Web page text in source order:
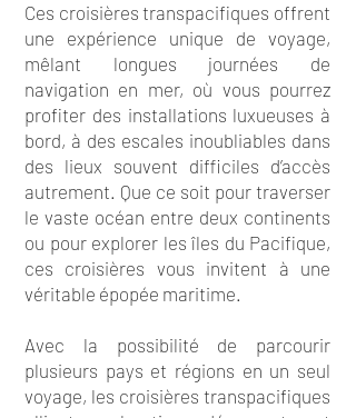
Ces croisières transpacifiques offrent
une expérience unique de voyage,
mêlant longues journées de
navigation en mer, où vous pourrez
profiter des installations luxueuses à
bord, à des escales inoubliables dans
des lieux souvent difficiles d’accès
autrement. Que ce soit pour traverser
le vaste océan entre deux continents
ou pour explorer les îles du Pacifique,
ces croisières vous invitent à une
véritable épopée maritime.
Avec la possibilité de parcourir
plusieurs pays et régions en un seul
voyage, les croisières transpacifiques